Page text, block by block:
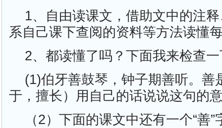
1、自由读课文，借助文中的注
系自己课下查阅的资料等方法读懂
2、都读懂了吗？下面我来检查
(1)伯牙善鼓琴，钟子期善听。善
于，擅长）用自己的话说说这句的
（2）下面的课文中还有一个“善”